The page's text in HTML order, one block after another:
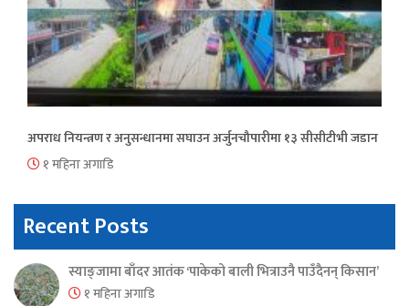
अपराध नियन्त्रण र अनुसन्धानमा सघाउन अर्जुनचौपारीमा १३ सीसीटीभी जडान
१ महिना अगाडि
Recent Posts
स्याङ्जामा बाँदर आतंक ‘पाकेको बाली भित्राउनै पाउँदैनन् किसान’
१ महिना अगाडि